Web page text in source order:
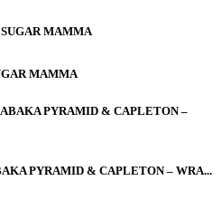
MAMMA
PYRAMID & CAPLETON – WRA...